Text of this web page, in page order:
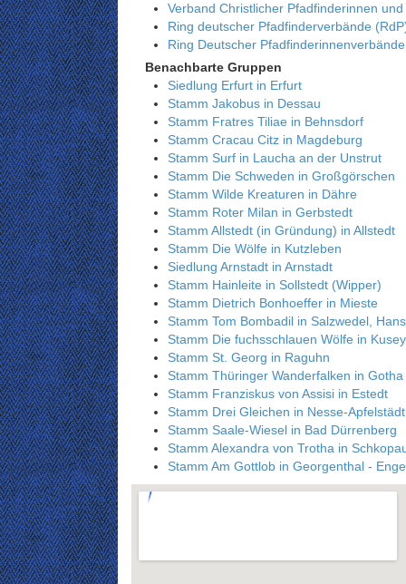
Verband Christlicher Pfadfinderinnen
Ring deutscher Pfadfinderverbände
Ring Deutscher
Benachbarte Gruppen
Siedlung Erfurt in Erfurt
Stamm Jakobus in Dessau
Stamm Fratres Tiliae in Behnsdorf
Stamm Cracau Citz in Magdeburg
Stamm Surf in Laucha an der Unstrut
Stamm Die Schweden in Großgörschen
Stamm Wilde Kreaturen in Dähre
Stamm Roter Milan in Gerbstedt
Stamm Allstedt (in Gründung) in Allstedt
Stamm Die Wölfe in Kutzleben
Siedlung Arnstadt in Arnstadt
Stamm Hainleite in Sollstedt (Wipper)
Stamm Dietrich Bonhoeffer in Mieste
Stamm Tom Bombadil in Salzwedel,
Stamm Die fuchsschlauen Wölfe in Kusey
Stamm St. Georg in Raguhn
Stamm Thüringer Wanderfalken in Gotha
Stamm Franziskus von Assisi in Estedt
Stamm Drei Gleichen in Nesse-
Stamm Saale-Wiesel in Bad Dürrenberg
Stamm Alexandra von Trotha in
Stamm Am Gottlob in Georgenthal -